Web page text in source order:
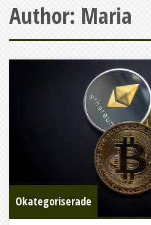
Author: Maria
Okategoriserade